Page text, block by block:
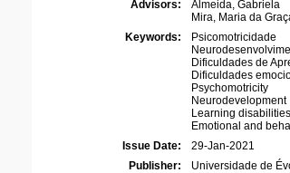
Advisors:
Almeida, Gabriela
Mira, Maria da
Keywords:
Psicomotricidade
Dificuldades de
Dificuldades
Psychomotricity
Neurodevelopment
Learning disabilities
Emotional and
Issue Date:
29-Jan-2021
Publisher:
Universidade de